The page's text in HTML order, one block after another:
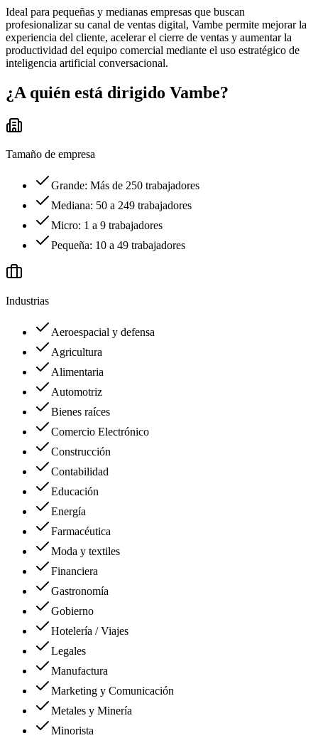
Ideal para pequeñas y medianas empresas que buscan
profesionalizar su canal de ventas digital, Vambe permite mejorar la
experiencia del cliente, acelerar el cierre de ventas y aumentar la
productividad del equipo comercial mediante el uso estratégico de
inteligencia artificial conversacional.
¿A quién está dirigido Vambe?
Tamaño de empresa
Grande: Más de 250 trabajadores
Mediana: 50 a 249 trabajadores
Micro: 1 a 9 trabajadores
Pequeña: 10 a 49 trabajadores
Industrias
Aeroespacial y defensa
Agricultura
Alimentaria
Automotriz
Bienes raíces
Comercio Electrónico
Construcción
Contabilidad
Educación
Energía
Farmacéutica
Moda y textiles
Financiera
Gastronomía
Gobierno
Hotelería / Viajes
Legales
Manufactura
Marketing y Comunicación
Metales y Minería
Minorista